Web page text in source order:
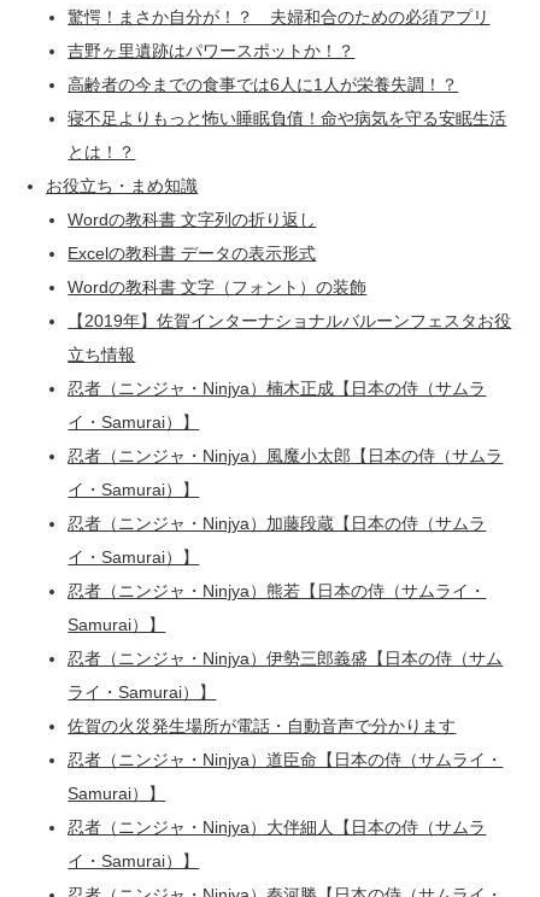
驚愕！まさか自分が！？ 夫婦和合のための必須アプリ
吉野ヶ里遺跡はパワースポットか！？
高齢者の今までの食事では6人に1人が栄養失調！？
寝不足よりもっと怖い睡眠負債！命や病気を守る安眠生活
とは！？
お役立ち・まめ知識
Wordの教科書 文字列の折り返し
Excelの教科書 データの表示形式
Wordの教科書 文字（フォント）の装飾
【2019年】佐賀インターナショナルバルーンフェスタお役
立ち情報
忍者（ニンジャ・Ninjya）楠木正成【日本の侍（サムラ
イ・Samurai）】
忍者（ニンジャ・Ninjya）風魔小太郎【日本の侍（サムラ
イ・Samurai）】
忍者（ニンジャ・Ninjya）加藤段蔵【日本の侍（サムラ
イ・Samurai）】
忍者（ニンジャ・Ninjya）熊若【日本の侍（サムライ・
Samurai）】
忍者（ニンジャ・Ninjya）伊勢三郎義盛【日本の侍（サム
ライ・Samurai）】
佐賀の火災発生場所が電話・自動音声で分かります
忍者（ニンジャ・Ninjya）道臣命【日本の侍（サムライ・
Samurai）】
忍者（ニンジャ・Ninjya）大伴細人【日本の侍（サムラ
イ・Samurai）】